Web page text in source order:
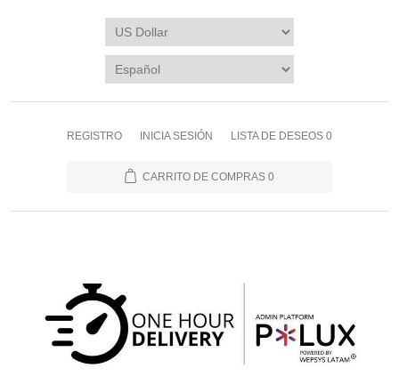
REGISTRO INICIA SESIÓN LISTA DE DESEOS 0
CARRITO DE COMPRAS 0